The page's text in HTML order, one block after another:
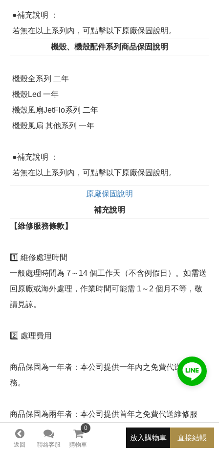
返回 聯絡客服
0
購物車
直接結帳
放入購物車
●補充說明 ：
若無在以上系列內，可點擊以下原廠保固說明。
機殼、機殼配件系列商品保固說明
機殼全系列 二年
機殼Led 一年
機殼風扇JetFlo系列 二年
機殼風扇 其他系列 一年
●補充說明 ：
若無在以上系列內，可點擊以下原廠保固說明。
原廠保固說明
補充說明
【維修服務條款】
1️⃣ 維修處理時間
一般處理時間為 7～14 個工作天（不含例假日）。如需送
回原廠或海外處理，作業時間可能需 1～2 個月不等，敬
請見諒。
2️⃣ 處理費用
商品保固為一年者：本公司提供一年內之免費代送維修服
務。
商品保固為兩年者：本公司提供首年之免費代送維修服
務。第二年送修時，將酌收 NT$240 作為資料處理、聯繫
與保管費用。
0